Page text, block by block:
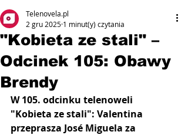
"Kobieta ze stali" –
Odcinek 105: Obawy
Brendy
Telenovela.pl
2 gru 2025 1 minut(y) czytania
W 105. odcinku telenoweli
"Kobieta ze stali": Valentina
przeprasza José Miguela za